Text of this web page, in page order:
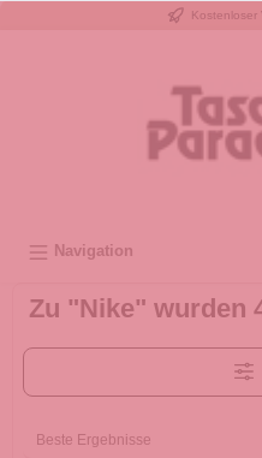
Kostenloser
Navigation
Zu "Nike" wurden